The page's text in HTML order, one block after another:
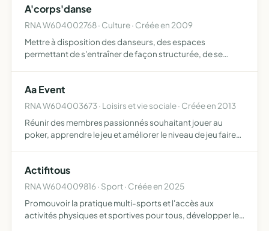
A'corps'danse
RNA W604002768 · Culture · Créée en 2009
Mettre à disposition des danseurs, des espaces
permettant de s'entraîner de façon structurée, de se
de moins jeun…
Aa Event
RNA W604003673 · Loisirs et vie sociale · Créée en 2013
Réunir des membres passionnés souhaitant jouer au
poker, apprendre le jeu et améliorer le niveau de jeu faire
Actifitous
RNA W604009816 · Sport · Créée en 2025
Promouvoir la pratique multi-sports et l'accès aux
activités physiques et sportives pour tous, développer le